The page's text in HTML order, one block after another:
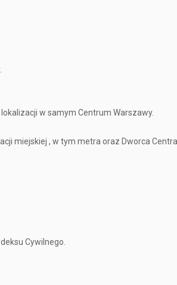
w samym Centrum Warszawy.
miejskiej , w tym metra oraz Dworca
Cywilnego.